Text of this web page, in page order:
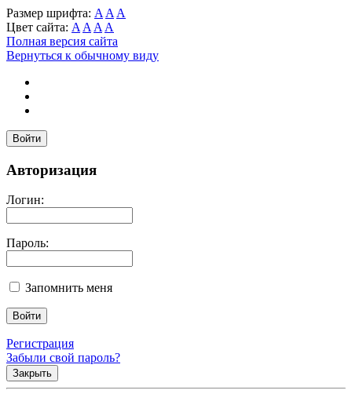
Размер шрифта: A A A
Цвет сайта: A A A A
Полная версия сайта
Вернуться к обычному виду
Войти
Авторизация
Логин:
Пароль:
Запомнить меня
Регистрация
Забыли свой пароль?
Закрыть